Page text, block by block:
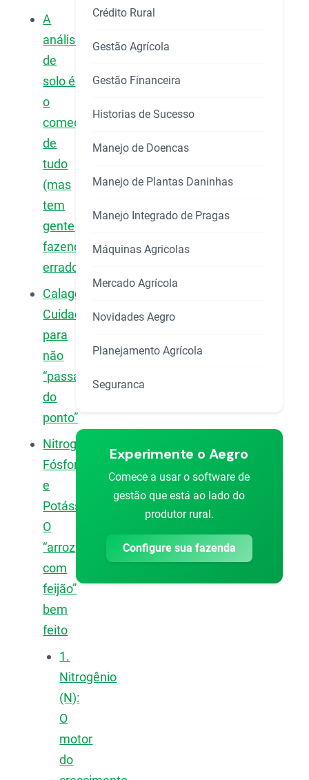
A
análise
de
solo é
o
começo
de
tudo
(mas
tem
gente
fazendo
errado)
Calagem:
Cuidado
para
não
“passar
do
ponto”
Nitrogênio,
Fósforo
e
Potássio:
O
“arroz
com
feijão”
bem
feito
1.
Nitrogênio
(N):
O
motor
do
Crédito Rural
Gestão Agrícola
Gestão Financeira
Historias de Sucesso
Manejo de Doencas
Manejo de Plantas Daninhas
Manejo Integrado de Pragas
Máquinas Agricolas
Mercado Agrícola
Novidades Aegro
Planejamento Agrícola
Seguranca
Experimente o Aegro
Comece a usar o software de
gestão que está ao lado do
produtor rural.
Configure sua fazenda